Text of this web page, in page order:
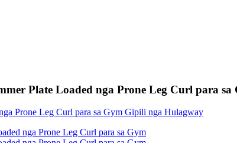
Plate Loaded nga Prone Leg Curl para sa